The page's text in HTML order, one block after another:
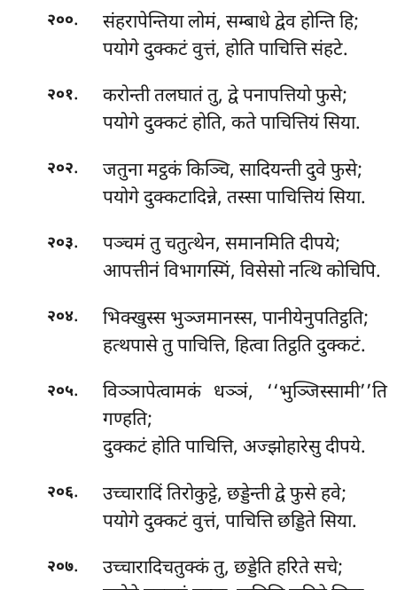
२००.
संहरापेन्तिया लोमं, सम्बाधे द्वेव होन्ति हि;
पयोगे दुक्कटं वुत्तं, होति पाचित्ति संहटे.
२०१.
करोन्ती तलघातं तु, द्वे पनापत्तियो फुसे;
पयोगे दुक्कटं होति, कते पाचित्तियं सिया.
२०२.
जतुना मट्ठकं किञ्चि, सादियन्ती दुवे फुसे;
पयोगे दुक्कटादिन्ने, तस्सा पाचित्तियं सिया.
२०३.
पञ्चमं तु चतुत्थेन, समानमिति दीपये;
आपत्तीनं विभागस्मिं, विसेसो नत्थि कोचिपि.
२०४.
भिक्खुस्स भुञ्जमानस्स, पानीयेनुपतिट्ठति;
हत्थपासे तु पाचित्ति, हित्वा तिट्ठति दुक्कटं.
२०५.
विञ्ञापेत्वामकं धञ्ञं, ‘‘भुञ्जिस्सामी’’ति
गण्हति;
दुक्कटं होति पाचित्ति, अज्झोहारेसु दीपये.
२०६.
उच्चारादिं तिरोकुट्टे, छड्डेन्ती द्वे फुसे हवे;
पयोगे दुक्कटं वुत्तं, पाचित्ति छड्डिते सिया.
२०७.
उच्चारादिचतुक्कं तु, छड्डेति हरिते सचे;